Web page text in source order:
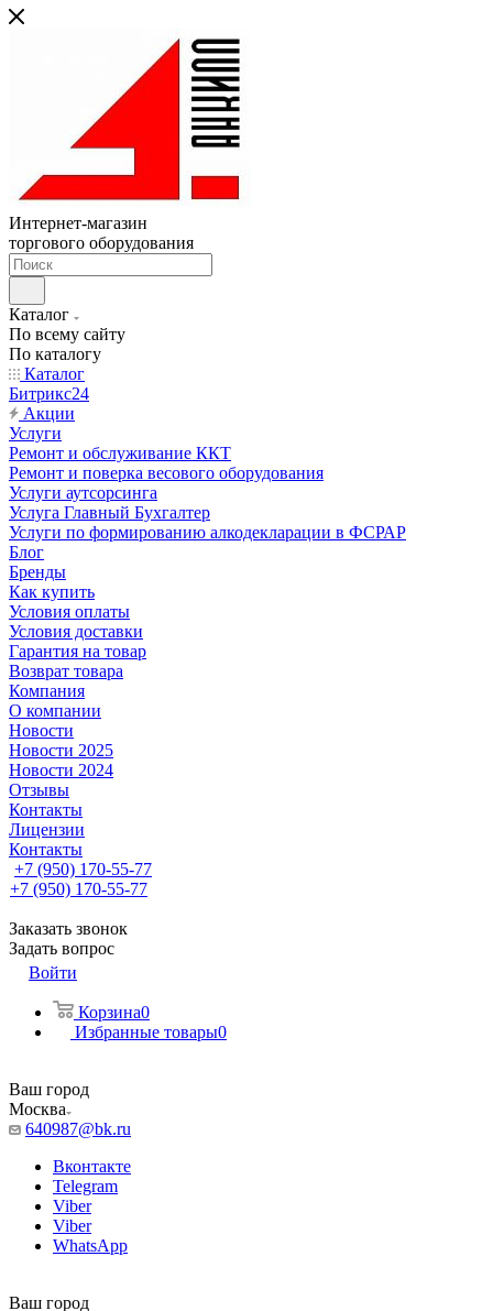
Интернет-магазин
торгового оборудования
Каталог
По всему сайту
По каталогу
Каталог
Битрикс24
Акции
Услуги
Ремонт и обслуживание ККТ
Ремонт и поверка весового оборудования
Услуги аутсорсинга
Услуга Главный Бухгалтер
Услуги по формированию алкодекларации в ФСРАР
Блог
Бренды
Как купить
Условия оплаты
Условия доставки
Гарантия на товар
Возврат товара
Компания
О компании
Новости
Новости 2025
Новости 2024
Отзывы
Контакты
Лицензии
Контакты
+7 (950) 170-55-77
+7 (950) 170-55-77
Заказать звонок
Задать вопрос
Войти
Корзина0
Избранные товары0
Ваш город
Москва
640987@bk.ru
Вконтакте
Telegram
Viber
Viber
WhatsApp
Ваш город